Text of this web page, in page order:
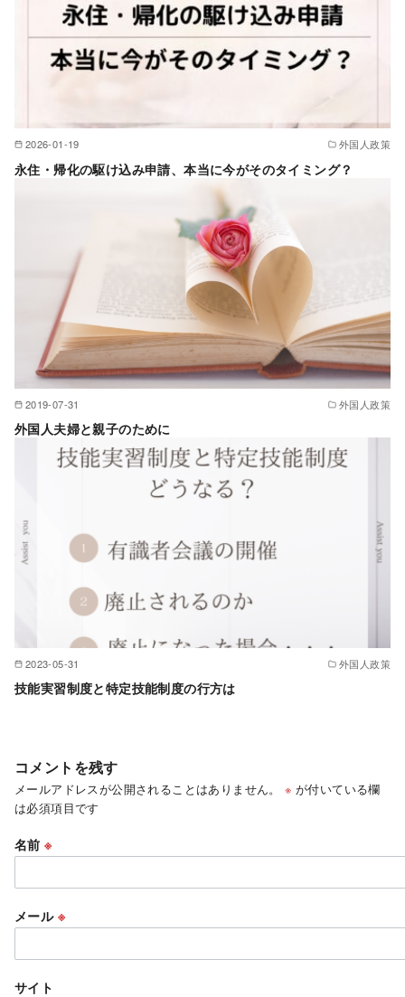
2026-01-19 外国人政策
永住・帰化の駆け込み申請、本当に今がそのタイミング？
2019-07-31 外国人政策
外国人夫婦と親子のために
2023-05-31 外国人政策
技能実習制度と特定技能制度の行方は
コメントを残す
メールアドレスが公開されることはありません。 ※ が付いている欄
は必須項目です
名前※
メール ※
サイト